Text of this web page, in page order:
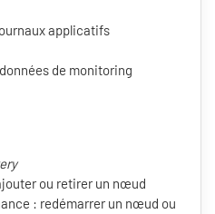
applicatifs
de monitoring
ou retirer un nœud
: redémarrer un nœud ou